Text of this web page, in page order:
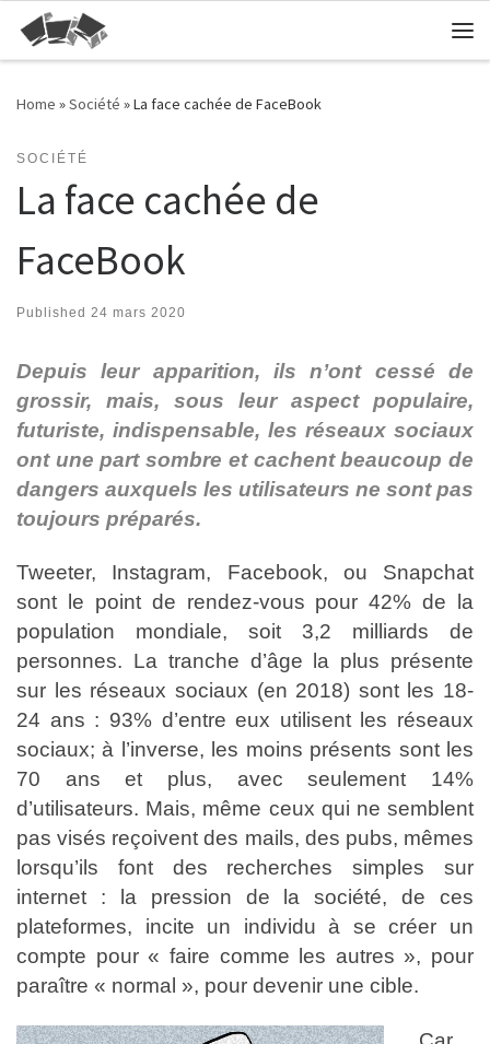
Skip to content
Home »Société »La face cachée de FaceBook
SOCIÉTÉ
La face cachée de
FaceBook
Published 24 mars 2020
Depuis leur apparition, ils n’ont cessé de
grossir, mais, sous leur aspect populaire,
futuriste, indispensable, les réseaux sociaux
ont une part sombre et cachent beaucoup de
dangers auxquels les utilisateurs ne sont pas
toujours préparés.
Tweeter, Instagram, Facebook, ou Snapchat
sont le point de rendez-vous pour 42% de la
population mondiale, soit 3,2 milliards de
personnes. La tranche d’âge la plus présente
sur les réseaux sociaux (en 2018) sont les 18-
24 ans : 93% d’entre eux utilisent les réseaux
sociaux; à l’inverse, les moins présents sont les
70 ans et plus, avec seulement 14%
d’utilisateurs. Mais, même ceux qui ne semblent
pas visés reçoivent des mails, des pubs, mêmes
lorsqu’ils font des recherches simples sur
internet : la pression de la société, de ces
plateformes, incite un individu à se créer un
compte pour « faire comme les autres », pour
paraître « normal », pour devenir une cible.